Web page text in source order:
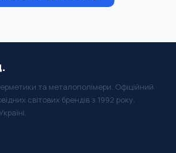
та металополімери. Офіційний
світових брендів з 1992 року.